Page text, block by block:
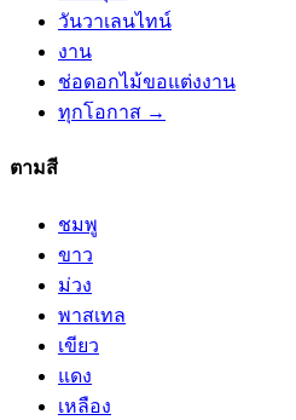
วันวาเลนไทน์
งาน
ช่อดอกไม้ขอแต่งงาน
ทุกโอกาส →
ตามสี
ชมพู
ขาว
ม่วง
พาสเทล
เขียว
แดง
เหลือง